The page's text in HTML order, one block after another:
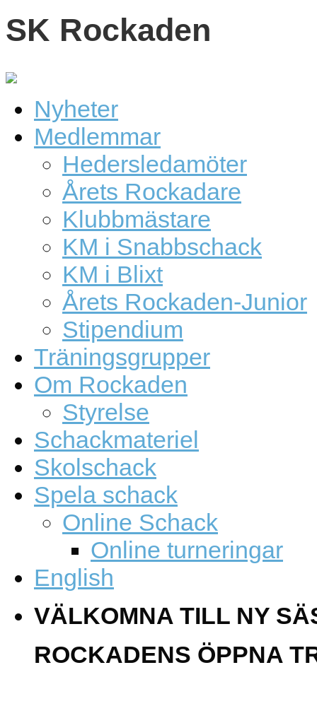
SK Rockaden
Nyheter
Medlemmar
Hedersledamöter
Årets Rockadare
Klubbmästare
KM i Snabbschack
KM i Blixt
Årets Rockaden-Junior
Stipendium
Träningsgrupper
Om Rockaden
Styrelse
Schackmateriel
Skolschack
Spela schack
Online Schack
Online turneringar
English
VÄLKOMNA TILL NY
ROCKADENS ÖPPNA